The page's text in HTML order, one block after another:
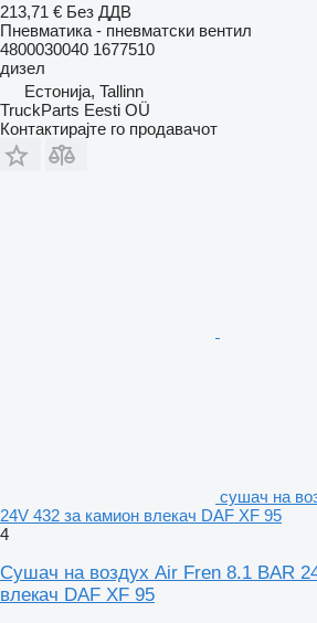
213,71 € Без ДДВ
Пневматика - пневматски вентил
4800030040 1677510
дизел
Естонија, Tallinn
TruckParts Eesti OÜ
Контактирајте го продавачот
сушач на
24V 432 за камион влекач DAF XF 95
4
Сушач на воздух Air Fren 8.1 BAR
влекач DAF XF 95